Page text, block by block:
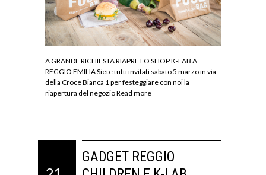
A GRANDE RICHIESTA RIAPRE LO SHOP K-LAB A
REGGIO EMILIA Siete tutti invitati sabato 5 marzo in via
della Croce Bianca 1 per festeggiare con noi la
riapertura del negozioRead more
GADGET REGGIO